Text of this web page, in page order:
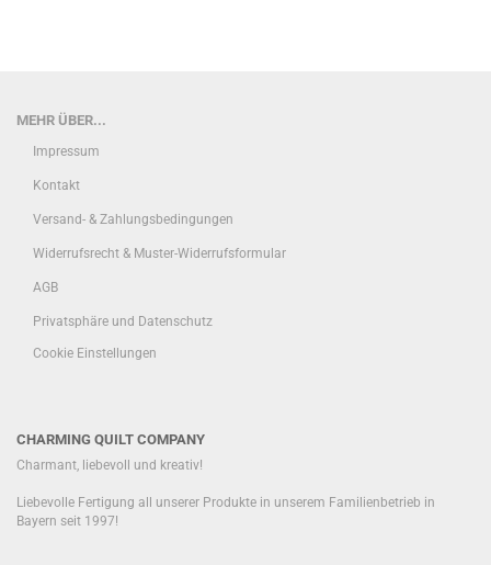
MEHR ÜBER...
Impressum
Kontakt
Versand- & Zahlungsbedingungen
Widerrufsrecht & Muster-Widerrufsformular
AGB
Privatsphäre und Datenschutz
Cookie Einstellungen
CHARMING QUILT COMPANY
Charmant, liebevoll und kreativ!
Liebevolle Fertigung all unserer Produkte in unserem Familienbetrieb in
Bayern seit 1997!